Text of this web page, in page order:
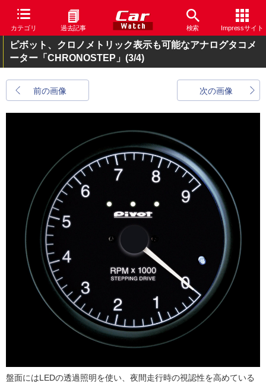
カテゴリ 過去記事 検索 Impressサイト
ピボット、クロノメトリック表示も可能なアナログタコメ
ーター「CHRONOSTEP」 (3/4)
前の画像 次の画像
盤面にはLEDの透過照明を使い、夜間走行時の視認性を高めている